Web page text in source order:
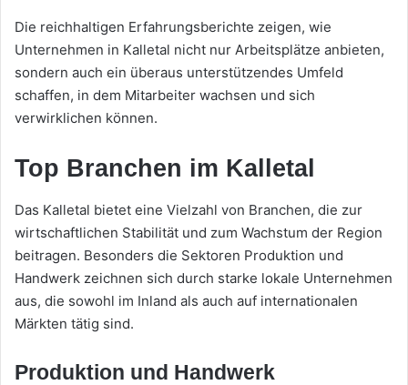
Die reichhaltigen Erfahrungsberichte zeigen, wie
Unternehmen in Kalletal nicht nur Arbeitsplätze anbieten,
sondern auch ein überaus unterstützendes Umfeld
schaffen, in dem Mitarbeiter wachsen und sich
verwirklichen können.
Top Branchen im Kalletal
Das Kalletal bietet eine Vielzahl von Branchen, die zur
wirtschaftlichen Stabilität und zum Wachstum der Region
beitragen. Besonders die Sektoren Produktion und
Handwerk zeichnen sich durch starke lokale Unternehmen
aus, die sowohl im Inland als auch auf internationalen
Märkten tätig sind.
Produktion und Handwerk